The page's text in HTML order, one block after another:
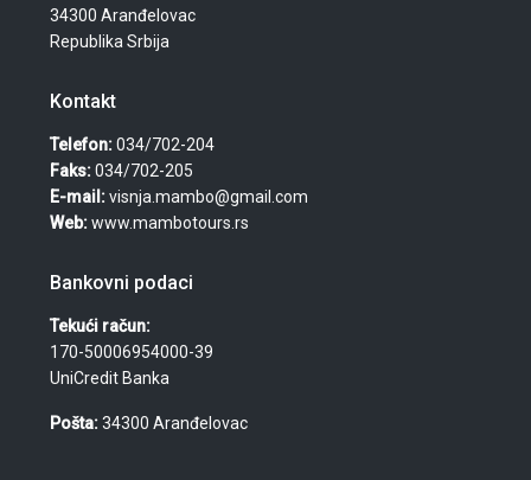
34300 Aranđelovac
Republika Srbija
Kontakt
Telefon:034/702-204
Faks:034/702-205
E-mail:visnja.mambo@gmail.com
Web:www.mambotours.rs
Bankovni podaci
Tekući račun:
170-50006954000-39
UniCredit Banka
Pošta:34300 Aranđelovac